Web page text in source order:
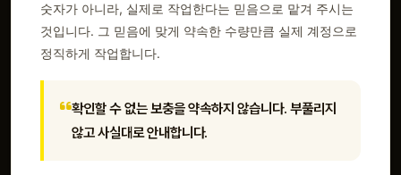
숫자가 아니라, 실제로 작업한다는 믿음으로 맡겨 주시는
것입니다. 그 믿음에 맞게 약속한 수량만큼 실제 계정으로
정직하게 작업합니다.
확인할 수 없는 보충을 약속하지 않습니다. 부풀리지
않고 사실대로 안내합니다.